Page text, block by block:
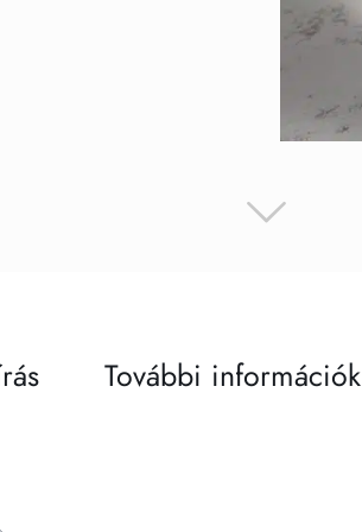
További információk